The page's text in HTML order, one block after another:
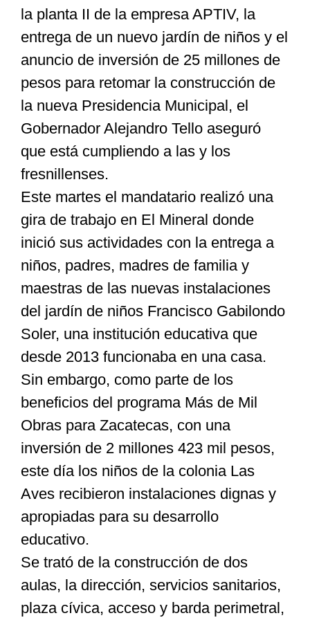
Especiales
Nacional
Opinión
Nosotros
la planta II de la empresa APTIV, la
entrega de un nuevo jardín de niños y el
anuncio de inversión de 25 millones de
pesos para retomar la construcción de
la nueva Presidencia Municipal, el
Gobernador Alejandro Tello aseguró
que está cumpliendo a las y los
fresnillenses.
Este martes el mandatario realizó una
gira de trabajo en El Mineral donde
inició sus actividades con la entrega a
niños, padres, madres de familia y
maestras de las nuevas instalaciones
del jardín de niños Francisco Gabilondo
Soler, una institución educativa que
desde 2013 funcionaba en una casa.
Sin embargo, como parte de los
beneficios del programa Más de Mil
Obras para Zacatecas, con una
inversión de 2 millones 423 mil pesos,
este día los niños de la colonia Las
Aves recibieron instalaciones dignas y
apropiadas para su desarrollo
educativo.
Se trató de la construcción de dos
aulas, la dirección, servicios sanitarios,
plaza cívica, acceso y barda perimetral,